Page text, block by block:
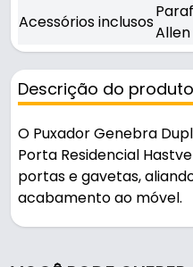
Acessórios inclusos
Descrição do produto
O Puxador Genebra
Porta Residencial
portas e gavetas,
acabamento ao móvel.
prática para uso em